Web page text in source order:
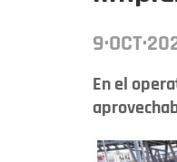
En el